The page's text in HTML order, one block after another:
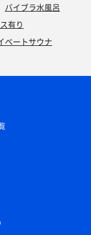
バイブラ水風呂
有り
ベートサウナ